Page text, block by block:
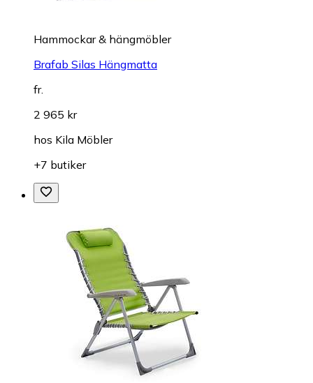
Hammockar & hängmöbler
Brafab Silas Hängmatta
fr.
2 965 kr
hos Kila Möbler
+7 butiker